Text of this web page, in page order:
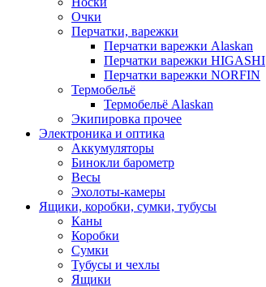
Очки
Перчатки, варежки
Перчатки варежки Alaskan
Перчатки варежки HIGASHI
Перчатки варежки NORFIN
Термобельё
Термобельё Alaskan
Экипировка прочее
Электроника и оптика
Аккумуляторы
Бинокли барометр
Весы
Эхолоты-камеры
Ящики, коробки, сумки, тубусы
Каны
Коробки
Сумки
Тубусы и чехлы
Ящики